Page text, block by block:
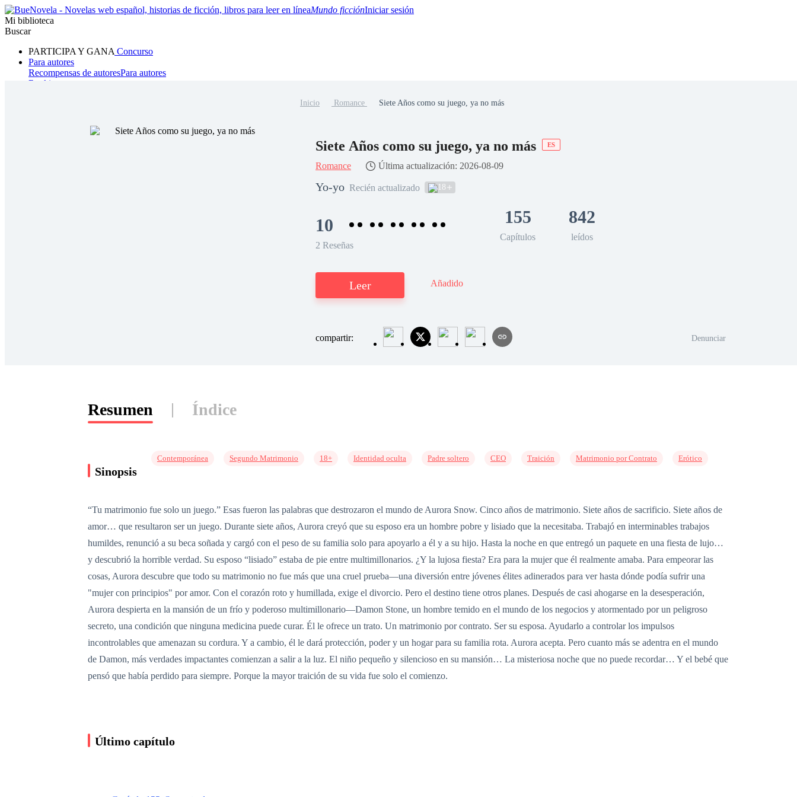
Mundo ficciónIniciar sesión
Mi biblioteca
Buscar
PARTICIPA Y GANA Concurso
Para autores
Recompensas de autoresPara autores
Ranking
Hombre lobo Mafia Fantasía UrbanoLGBTQ+
Inicio Romance Siete Años como su juego, ya no más
Siete Años como su juego, ya no más ES
Romance Última actualización: 2026-08-09
Yo-yo Recién actualizado 18
10
2 Reseñas
155
Capítulos
842
leídos
Leer Añadido
compartir: Denunciar
Resumen Índice
Sinopsis
Contemporánea Segundo Matrimonio 18+ Identidad oculta Padre soltero CEO Traición Matrimonio por Contrato Erótico
“Tu matrimonio fue solo un juego.” Esas fueron las palabras que destrozaron el mundo de Aurora Snow. Cinco años de matrimonio. Siete años de sacrificio. Siete años de
amor… que resultaron ser un juego. Durante siete años, Aurora creyó que su esposo era un hombre pobre y lisiado que la necesitaba. Trabajó en interminables trabajos
humildes, renunció a su beca soñada y cargó con el peso de su familia solo para apoyarlo a él y a su hijo. Hasta la noche en que entregó un paquete en una fiesta de lujo…
y descubrió la horrible verdad. Su esposo “lisiado” estaba de pie entre multimillonarios. ¿Y la lujosa fiesta? Era para la mujer que él realmente amaba. Para empeorar las
cosas, Aurora descubre que todo su matrimonio no fue más que una cruel prueba—una diversión entre jóvenes élites adinerados para ver hasta dónde podía sufrir una
"mujer con principios" por amor. Con el corazón roto y humillada, exige el divorcio. Pero el destino tiene otros planes. Después de casi ahogarse en la desesperación,
Aurora despierta en la mansión de un frío y poderoso multimillonario—Damon Stone, un hombre temido en el mundo de los negocios y atormentado por un peligroso
secreto, una condición que ninguna medicina puede curar. Él le ofrece un trato. Un matrimonio por contrato. Ser su esposa. Ayudarlo a controlar los impulsos
incontrolables que amenazan su cordura. Y a cambio, él le dará protección, poder y un hogar para su familia rota. Aurora acepta. Pero cuanto más se adentra en el mundo
de Damon, más verdades impactantes comienzan a salir a la luz. El niño pequeño y silencioso en su mansión… La misteriosa noche que no puede recordar… Y el bebé que
pensó que había perdido para siempre. Porque la mayor traición de su vida fue solo el comienzo.
Último capítulo